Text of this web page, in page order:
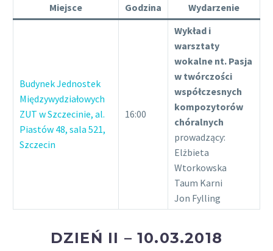
Miejsce Godzina Wydarzenie
Budynek Jednostek
Międzywydziałowych
ZUT w Szczecinie, al.
Piastów 48, sala 521,
Szczecin
16:00
Wykład i
warsztaty
wokalne nt. Pasja
w twórczości
współczesnych
kompozytorów
chóralnych
prowadzący:
Elżbieta
Wtorkowska
Taum Karni
Jon Fylling
DZIEŃ II – 10.03.2018